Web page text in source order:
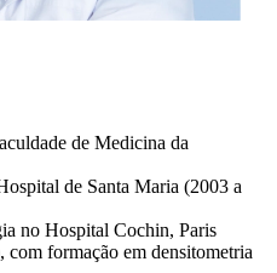
de Medicina da
de Santa Maria (2003 a
no Hospital Cochin, Paris
formação em densitometria